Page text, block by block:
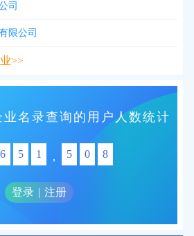
司
限公司
>>
业名录查询的用户人数统计
6 5 1 , 5 0 8
登录 | 注册